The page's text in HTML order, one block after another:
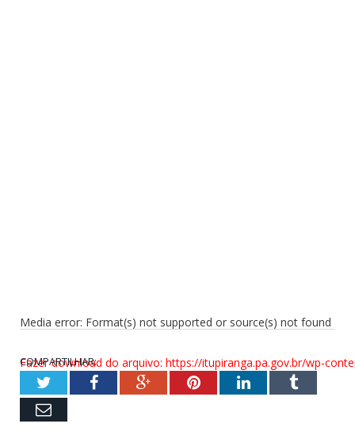
Media error: Format(s) not supported or source(s) not found
Fazer download do arquivo: https://itupiranga.pa.gov.br/wp-
00:00
COMPARTILHAR:
TwitterFacebookGoogle+PinterestLinkedInTumblr
Email